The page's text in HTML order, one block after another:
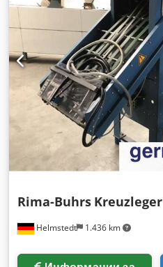
Helmstedt 1.436 km
Rima-Buhrs Kreuzleger